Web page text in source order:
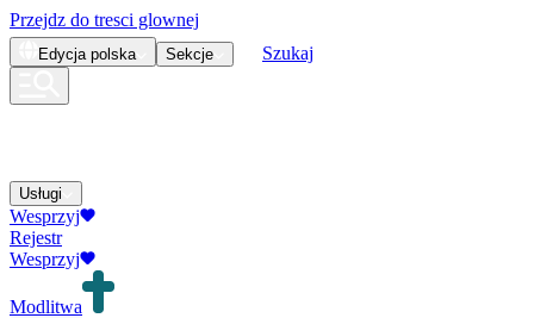
Przejdz do tresci glownej
Edycja polska Sekcje Szukaj
Usługi
Wesprzyj
Rejestr
Wesprzyj
Modlitwa